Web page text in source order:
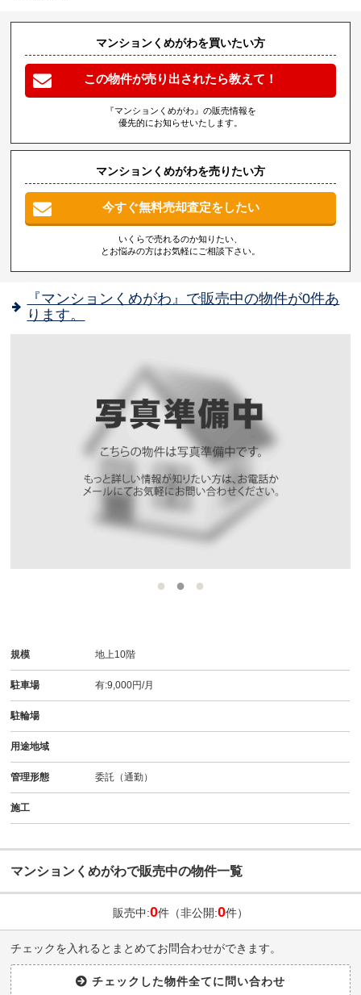
マンションくめがわを買いたい方
この物件が売り出されたら教えて！
『マンションくめがわ』の販売情報を
優先的にお知らせいたします。
マンションくめがわを売りたい方
今すぐ無料売却査定をしたい
いくらで売れるのか知りたい、
とお悩みの方はお気軽にご相談下さい。
『マンションくめがわ』で販売中の物件が0件あ
ります。
規模 地上10階
駐車場 有:9,000円/月
駐輪場
用途地域
管理形態 委託（通勤）
施工
マンションくめがわで販売中の物件一覧
販売中:0件（非公開:0件）
チェックを入れるとまとめてお問合わせができます。